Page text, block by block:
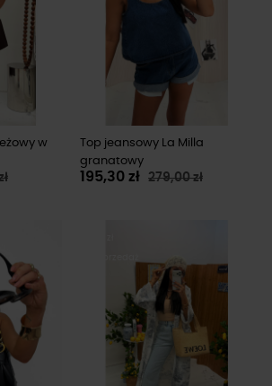
w
Top jeansowy La Milla
granatowy
195,30 zł 279,00 zł